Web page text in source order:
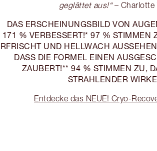
geglättet aus!“– Charlotte
DAS ERSCHEINUNGSBILD VON
171 % VERBESSERT!* 97 % STIMMEN
UND HELLWACH
DASS DIE FORMEL EINEN
ZAUBERT!** 94 % STIMMEN ZU,
STRAHLENDER
Entdecke das NEUE! Cryo-